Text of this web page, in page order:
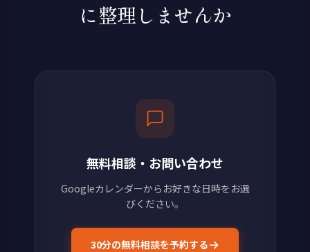
に整理しませんか
無料相談・お問い合わせ
Googleカレンダーからお好きな日時をお選
びください。
30分の無料相談を予約する